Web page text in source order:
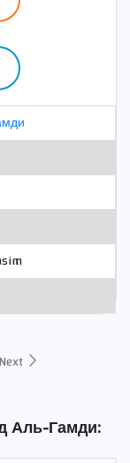
Next
Аль-Гамди: